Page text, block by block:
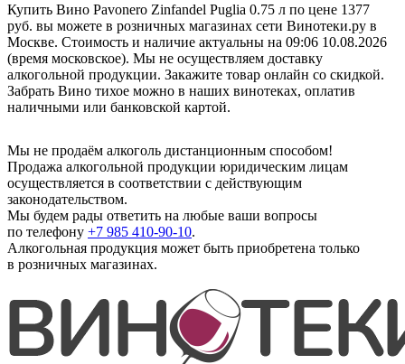
Купить Вино Pavonero Zinfandel Puglia 0.75 л по цене 1377
руб. вы можете в розничных магазинах сети Винотеки.ру в
Москве. Стоимость и наличие актуальны на 09:06 10.08.2026
(время московское). Мы не осуществляем доставку
алкогольной продукции. Закажите товар онлайн со скидкой.
Забрать Вино тихое можно в наших винотеках, оплатив
наличными или банковской картой.
Мы не продаём алкоголь дистанционным способом!
Продажа алкогольной продукции юридическим лицам
осуществляется в соответствии с действующим
законодательством.
Мы будем рады ответить на любые ваши вопросы
по телефону +7 985 410-90-10.
Алкогольная продукция может быть приобретена только
в розничных магазинах.